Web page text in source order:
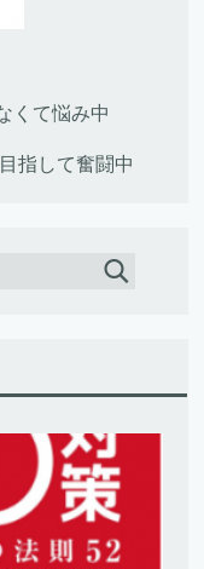
くて悩み中
指して奮闘中